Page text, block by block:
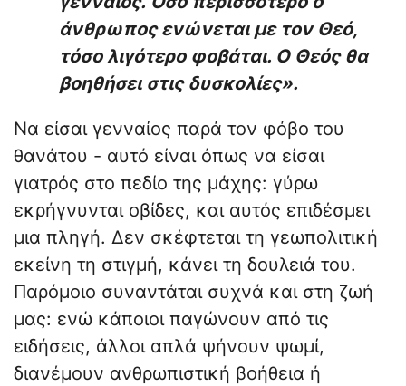
άνθρωπος ενώνεται με τον Θεό,
τόσο λιγότερο φοβάται. Ο Θεός θα
βοηθήσει στις δυσκολίες».
Να είσαι γενναίος παρά τον φόβο του
θανάτου - αυτό είναι όπως να είσαι
γιατρός στο πεδίο της μάχης: γύρω
εκρήγνυνται οβίδες, και αυτός επιδέσμει
μια πληγή. Δεν σκέφτεται τη γεωπολιτική
εκείνη τη στιγμή, κάνει τη δουλειά του.
Παρόμοιο συναντάται συχνά και στη ζωή
μας: ενώ κάποιοι παγώνουν από τις
ειδήσεις, άλλοι απλά ψήνουν ψωμί,
διανέμουν ανθρωπιστική βοήθεια ή